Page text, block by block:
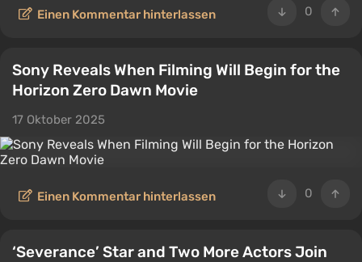
0
Einen Kommentar hinterlassen
Sony Reveals When Filming Will Begin for the
Horizon Zero Dawn Movie
17 Oktober 2025
0
Einen Kommentar hinterlassen
‘Severance’ Star and Two More Actors Join